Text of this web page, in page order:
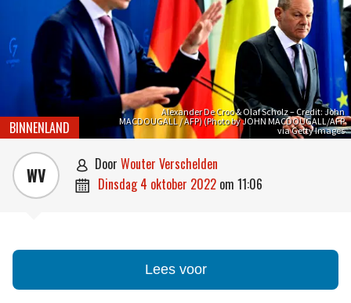
Alexander De Croo & Olaf Scholz – Credit: John
MACDOUGALL / AFP) (Photo by JOHN MACDOUGALL/AFP
via Getty Images
BINNENLAND
WV  door Wouter Verschelden
 dinsdag 4 oktober 2022 om 11:06
Lees voor